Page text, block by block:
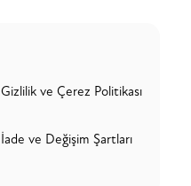
Gizlilik ve Çerez Politikası
İade ve Değişim Şartları